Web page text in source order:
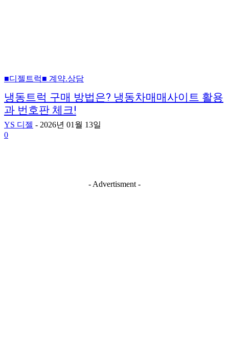
■디젤트럭■ 계약.상담
냉동트럭 구매 방법은? 냉동차매매사이트 활용
과 번호판 체크!
YS 디젤 - 2026년 01월 13일
0
- Advertisment -